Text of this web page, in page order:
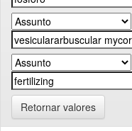
Retornar valores